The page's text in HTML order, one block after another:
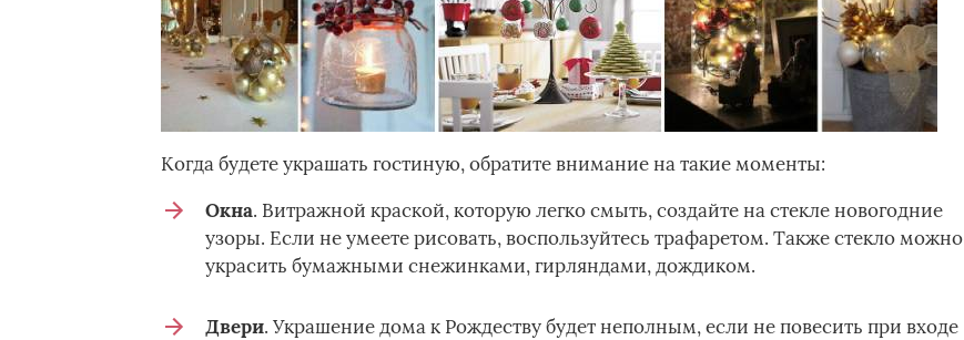
Когда будете украшать гостиную, обратите внимание на такие моменты:
Окна. Витражной краской, которую легко смыть, создайте на стекле новогодние
узоры. Если не умеете рисовать, воспользуйтесь трафаретом. Также стекло можно
украсить бумажными снежинками, гирляндами, дождиком.
Двери. Украшение дома к Рождеству будет неполным, если не повесить при входе